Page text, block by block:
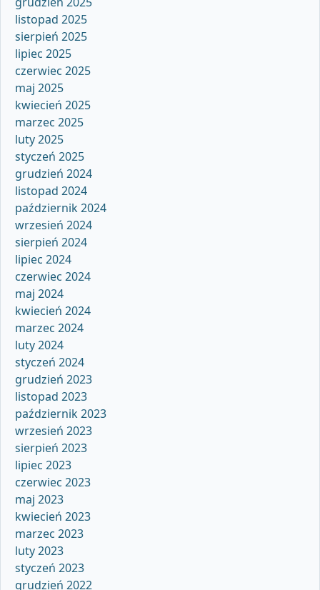
listopad 2025
sierpień 2025
lipiec 2025
czerwiec 2025
maj 2025
kwiecień 2025
marzec 2025
luty 2025
styczeń 2025
grudzień 2024
listopad 2024
październik 2024
wrzesień 2024
sierpień 2024
lipiec 2024
czerwiec 2024
maj 2024
kwiecień 2024
marzec 2024
luty 2024
styczeń 2024
grudzień 2023
listopad 2023
październik 2023
wrzesień 2023
sierpień 2023
lipiec 2023
czerwiec 2023
maj 2023
kwiecień 2023
marzec 2023
luty 2023
styczeń 2023
grudzień 2022